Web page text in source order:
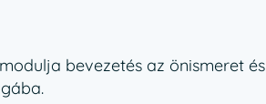
bevezetés az önismeret és